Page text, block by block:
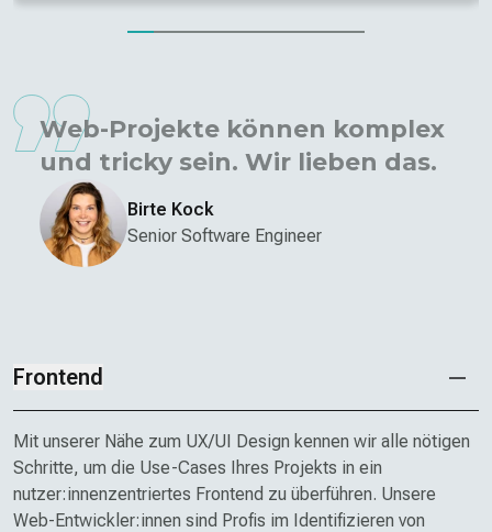
Web-Projekte können komplex
und tricky sein. Wir lieben das.
Birte Kock
Senior Software Engineer
Frontend
Mit unserer Nähe zum UX/UI Design kennen wir alle nötigen
Schritte, um die Use-Cases Ihres Projekts in ein
nutzer:innen­zentriertes Frontend zu überführen. Unsere
Web-Entwickler:innen sind Profis im Identifizieren von